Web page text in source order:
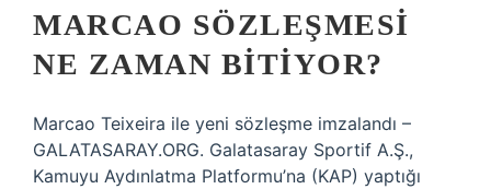
MARCAO SÖZLEŞMESI
NE ZAMAN BITIYOR?
Marcao Teixeira ile yeni sözleşme imzalandı –
GALATASARAY.ORG. Galatasaray Sportif A.Ş.,
Kamuyu Aydınlatma Platformu’na (KAP) yaptığı